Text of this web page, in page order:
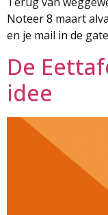
Noteer 8 maart
en je mail in de
De
idee